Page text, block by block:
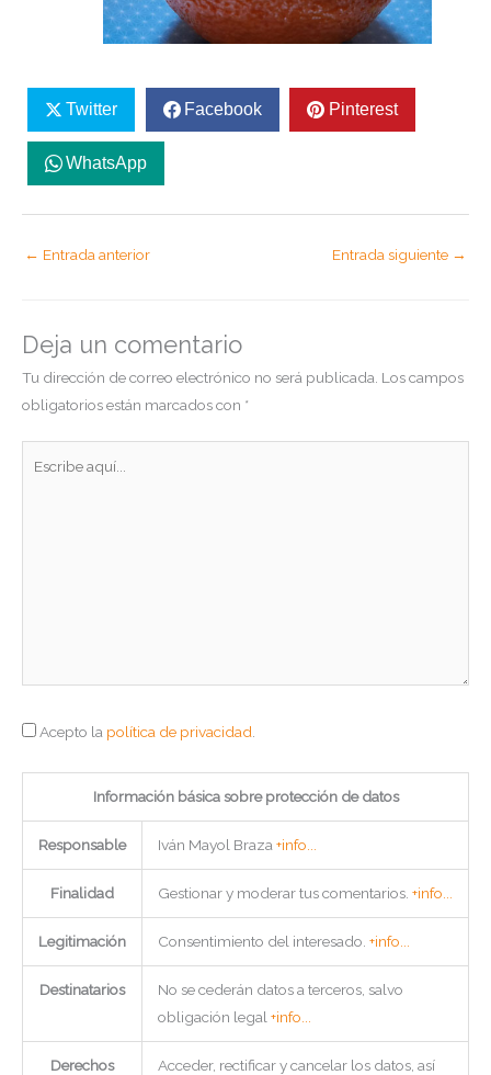
Twitter Facebook Pinterest
WhatsApp
← Entrada anterior Entrada siguiente →
Deja un comentario
Tu dirección de correo electrónico no será publicada. Los campos
obligatorios están marcados con *
Acepto la política de privacidad
Información básica sobre protección de datos
Responsable Iván Mayol Braza +info...
Finalidad Gestionar y moderar tus comentarios. +info...
Legitimación Consentimiento del interesado. +info...
Destinatarios
No se cederán datos a terceros, salvo
obligación legal +info...
Derechos
Acceder, rectificar y cancelar los datos, así